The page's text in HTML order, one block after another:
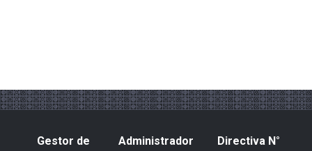
Gestor de Administrador Directiva N°